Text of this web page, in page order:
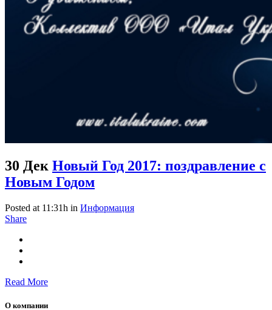
30 Дек Новый Год 2017: поздравление с
Новым Годом
Posted at 11:31h in Информация
Share
Read More
О компании